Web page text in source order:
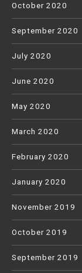
October 2020
September 2020
July 2020
June 2020
May 2020
March 2020
February 2020
January 2020
November 2019
October 2019
September 2019